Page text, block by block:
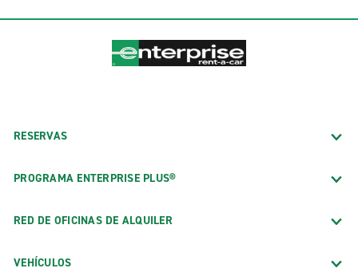
RESERVAS
PROGRAMA ENTERPRISE PLUS®
RED DE OFICINAS DE ALQUILER
VEHÍCULOS